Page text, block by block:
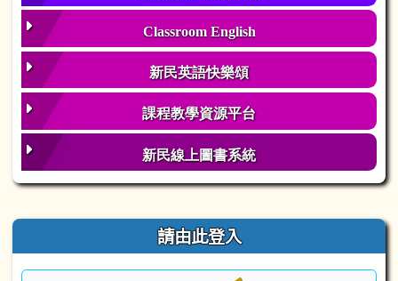
Classroom English
新民英語快樂頌
課程教學資源平台
新民線上圖書系統
右邊區域內容 請由此登入